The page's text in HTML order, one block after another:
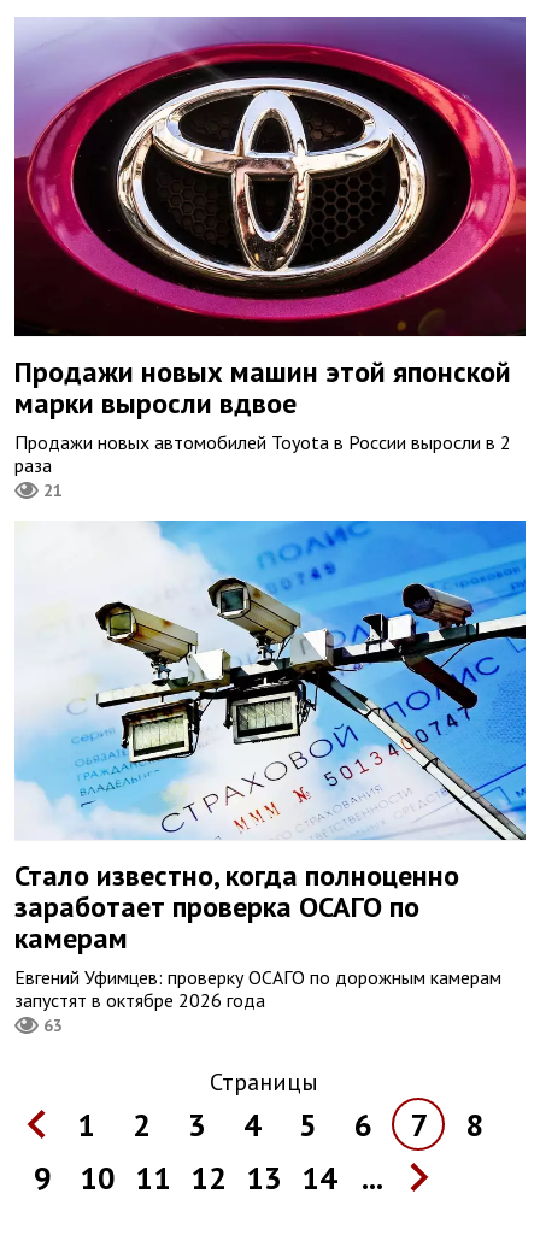
Продажи новых машин этой японской
марки выросли вдвое
Продажи новых автомобилей Toyota в России выросли в 2
раза
21
Стало известно, когда полноценно
заработает проверка ОСАГО по
камерам
Евгений Уфимцев: проверку ОСАГО по дорожным камерам
запустят в октябре 2026 года
63
Страницы
1 2 3 4 5 6 7
8
9
10 11 12 13 14 ...